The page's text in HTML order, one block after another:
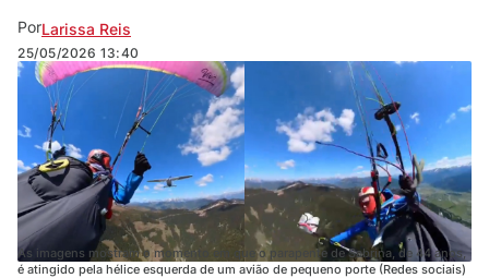
PorLarissa Reis
25/05/2026 13:40
As imagens mostram o momento em que o parapente de Sabrina, de 44 anos,
é atingido pela hélice esquerda de um avião de pequeno porte (Redes sociais)